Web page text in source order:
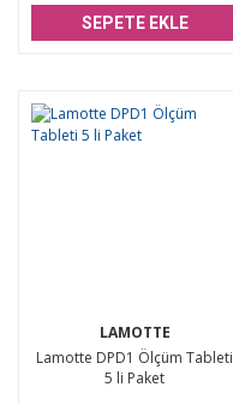
SEPETE EKLE
LAMOTTE
Lamotte DPD1 Ölçüm Tableti
5 li Paket